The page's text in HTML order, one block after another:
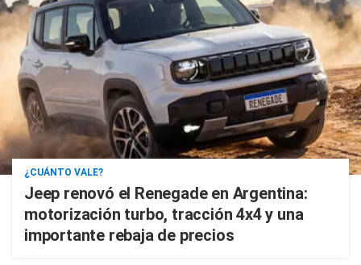
¿CUÁNTO VALE?
Jeep renovó el Renegade en Argentina:
motorización turbo, tracción 4x4 y una
importante rebaja de precios